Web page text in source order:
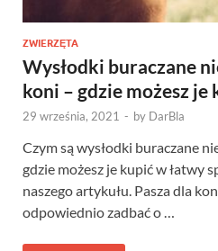
ZWIERZĘTA
Wysłodki buraczane
koni – gdzie możesz je
29 września, 2021 - by DarBla
Czym są wysłodki buraczane
gdzie możesz je kupić w łatwy
naszego artykułu. Pasza dla
odpowiednio zadbać o …